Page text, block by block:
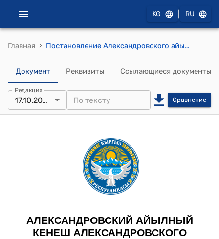
KG RU
Главная › Постановление Александровского айылного кенеша Александровского айылного аймака от 17 октября 2022 года № 39 "О подготовке к отопительному зимнему периоду соцобъектов и жителей Александровского айылного аймака"
Документ Реквизиты Ссылающиеся документы
Редакция
17.10.2022 Сравнение